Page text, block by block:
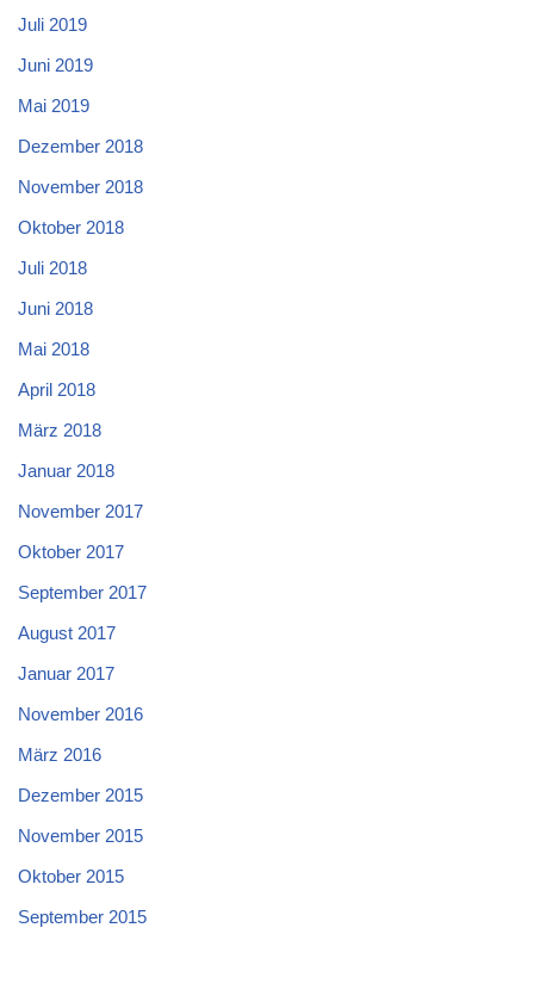
Juli 2019
Juni 2019
Mai 2019
Dezember 2018
November 2018
Oktober 2018
Juli 2018
Juni 2018
Mai 2018
April 2018
März 2018
Januar 2018
November 2017
Oktober 2017
September 2017
August 2017
Januar 2017
November 2016
März 2016
Dezember 2015
November 2015
Oktober 2015
September 2015